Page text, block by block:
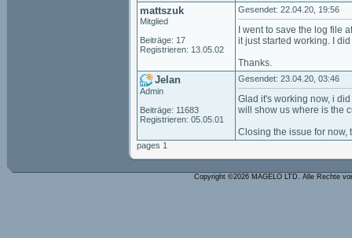
mattszuk
Mitglied
Beiträge: 17
Registrieren: 13.05.02
Gesendet: 22.04.20, 19:56
I went to save the log file
it just started working. I
Thanks.
Jelan
Admin
Beiträge: 11683
Registrieren: 05.05.01
Gesendet: 23.04.20, 03:46
Glad it's working now, i
will show us where is the
Closing the issue for now,
pages 1
Copyright ©2026 MAGELO LTD. Alle Rechte